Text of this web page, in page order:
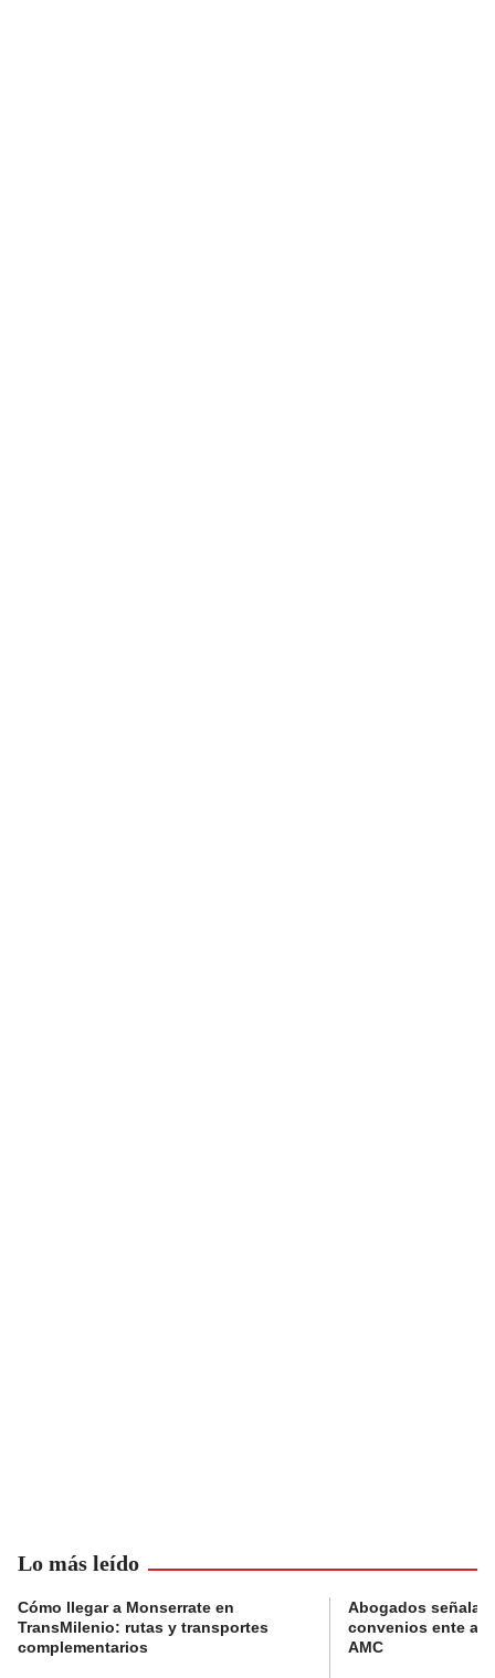
Lo más leído
Cómo llegar a Monserrate en
TransMilenio: rutas y transportes
complementarios
Abogados
convenios ente
AMC